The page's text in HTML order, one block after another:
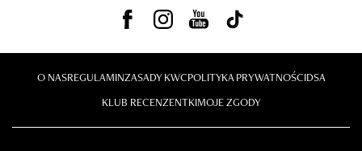
O NASREGULAMINZASADY KWCPOLITYKA PRYWATNOŚCIDSA
KLUB RECENZENTKIMOJE ZGODY